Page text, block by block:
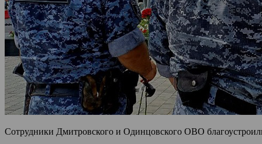
Сотрудники Дмитровского и Одинцовского ОВО